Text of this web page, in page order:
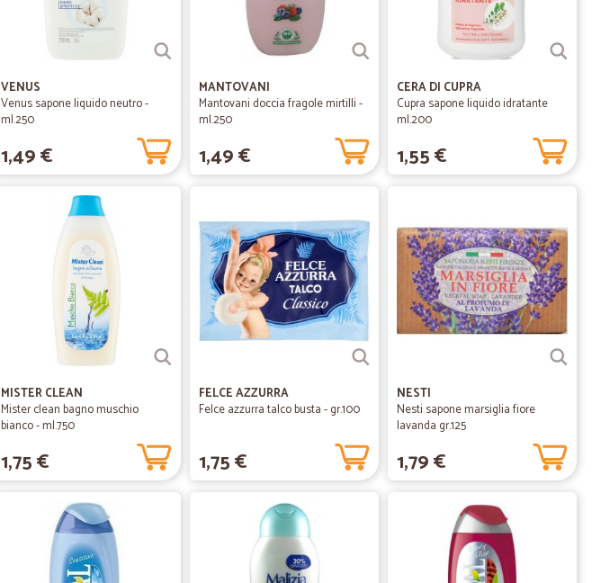
VENUS
Venus sapone liquido neutro -
ml.250
1,49 €
MANTOVANI
Mantovani doccia fragole mirtilli -
ml.250
1,49 €
CERA DI CUPRA
Cupra sapone liquido idratante
ml.200
1,55 €
MISTER CLEAN
Mister clean bagno muschio
bianco - ml.750
1,75 €
FELCE AZZURRA
Felce azzurra talco busta - gr.100
1,75 €
NESTI
Nesti sapone marsiglia fiore
lavanda gr.125
1,79 €